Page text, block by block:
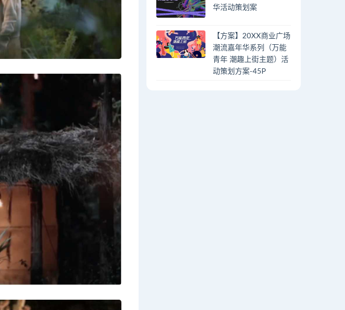
华活动策划案
【方案】20XX商业广场
潮流嘉年华系列（万能
青年 潮趣上街主题）活
动策划方案-45P